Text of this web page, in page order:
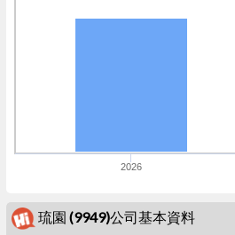
2026
琉園 (9949)公司基本資料